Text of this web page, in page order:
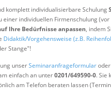
komplett individualisierbare Schulung
einer individuellen Firmenschulung
Ihre Bedürfnisse anpassen, indem
Didaktik/Vorgehensweise (z.B.
Stange"!
unserSeminaranfrageformular
einfach an unter0201/649590-0. Sie
am Telefon beraten lassen